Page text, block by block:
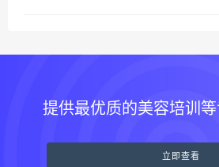
提供最优质的美容培训
立即查看